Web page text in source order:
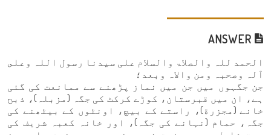
الحمد للہ والصلاۃ والسلام علی سیدنا رسول اللہ وعلى
آلہ وصحبہ ومن والاہ وبعد؛
جن جگہوں میں جن میں نماز پڑھنے سے ممانعت کی گئی
ہے، ان میں قبرستان، کوڑے کرکٹ کی جگہ (مزبلہ)، ذبح
خانے (مجزرة)، راستے کے بیچ، اونٹوں کے بیٹھنے کی
جگہ، حمام (نہانے کی جگہ)، اور خانہ کعبہ شریف کی